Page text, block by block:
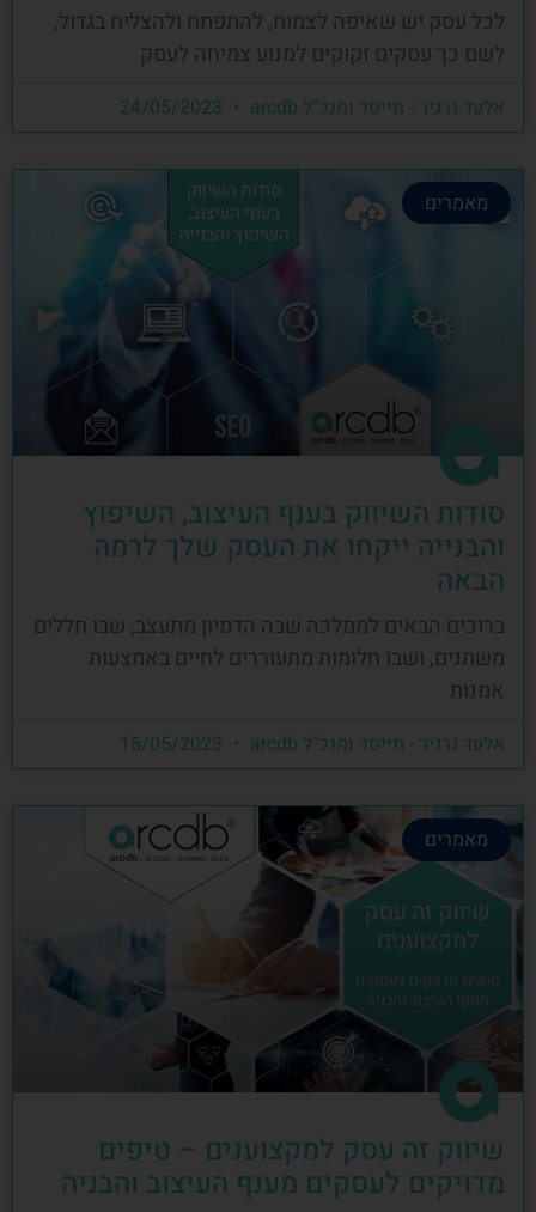
לכל עסק יש שאיפה לצמוח, להתפתח ולהצליח בגדול,
לשם כך עסקים זקוקים למנוע צמיחה לעסק
אלעד גרגיר - מייסד ומנכ"ל arcdb
מאמרים
סודות השיווק בענף העיצוב, השיפוץ
והבנייה ייקחו את העסק שלך לרמה
הבאה
ברוכים הבאים לממלכה שבה הדמיון מתעצב, שבו חללים
משתנים, ושבו חלומות מתעוררים לחיים באמצעות
אמנות
אלעד גרגיר - מייסד ומנכ"ל arcdb
מאמרים
שיווק זה עסק למקצוענים – טיפים
מדויקים לעסקים מענף העיצוב והבניה